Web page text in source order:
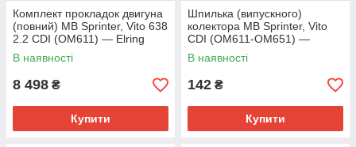
Комплект прокладок двигуна
(повний) MB Sprinter, Vito 638
2.2 CDI (OM611) — Elring
(Німеччина) — 498.950
В наявності
8 498 ₴
Купити
Шпилька (випускного)
колектора MB Sprinter, Vito
CDI (OM611-OM651) —
Mercedes-Benz (Оригінал) —
A 111 990 04 05
В наявності
142 ₴
Купити